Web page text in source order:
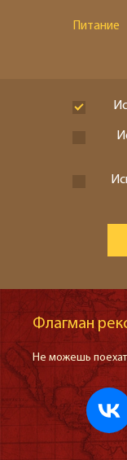
Питание
Флагман
Не можешь